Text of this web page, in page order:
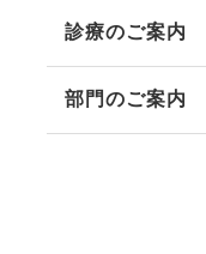
診療のご案内
部門のご案内